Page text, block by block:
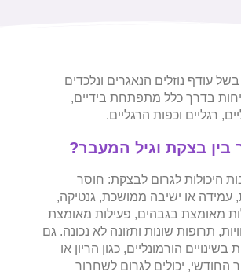
עודף נוזלים הנאגרים ונלכדים
בדרך כלל מתפתחת בידיים,
רגליים וכפות הרגליים.
בצקת וגיל המעבר?
היכולות לגרום לבצקת: חוסר
עמידה או ישיבה ממושכת, גנטיקה,
מאומצת בגבהים, פעילות מאומצת
תרופות שונות ותזונה לא נכונה. גם
הורמונליים, כגון הריון או
החודשי, יכולים לגרום לשחרור